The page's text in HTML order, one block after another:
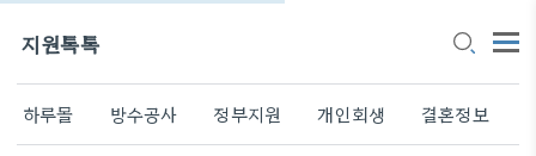
지원톡톡
하루몰 방수공사 정부지원 개인회생 결혼정보